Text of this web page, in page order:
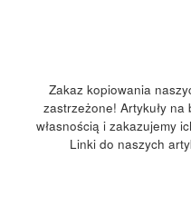
Zakaz kopiowania
zastrzeżone! Artykuły
własnością i zakazujemy
Linki do naszych